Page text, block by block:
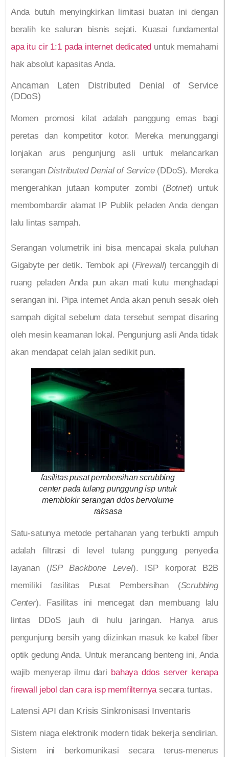
Anda butuh menyingkirkan limitasi buatan ini dengan
beralih ke saluran bisnis sejati. Kuasai fundamental
apa itu cir 1:1 pada internet dedicated untuk memahami
hak absolut kapasitas Anda.
Ancaman Laten Distributed Denial of Service
(DDoS)
Momen promosi kilat adalah panggung emas bagi
peretas dan kompetitor kotor. Mereka menunggangi
lonjakan arus pengunjung asli untuk melancarkan
seranganDistributed Denial of Service(DDoS). Mereka
mengerahkan jutaan komputer zombi (Botnet) untuk
membombardir alamat IP Publik peladen Anda dengan
lalu lintas sampah.
Serangan volumetrik ini bisa mencapai skala puluhan
Gigabyte per detik. Tembok api (Firewall) tercanggih di
ruang peladen Anda pun akan mati kutu menghadapi
serangan ini. Pipa internet Anda akan penuh sesak oleh
sampah digital sebelum data tersebut sempat disaring
oleh mesin keamanan lokal. Pengunjung asli Anda tidak
akan mendapat celah jalan sedikit pun.
fasilitas pusat pembersihan scrubbing
center pada tulang punggung isp untuk
memblokir serangan ddos bervolume
raksasa
Satu-satunya metode pertahanan yang terbukti ampuh
adalah filtrasi di level tulang punggung penyedia
layanan (ISP Backbone Level). ISP korporat B2B
memiliki fasilitas Pusat Pembersihan (Scrubbing
Center). Fasilitas ini mencegat dan membuang lalu
lintas DDoS jauh di hulu jaringan. Hanya arus
pengunjung bersih yang diizinkan masuk ke kabel fiber
optik gedung Anda. Untuk merancang benteng ini, Anda
wajib menyerap ilmu dari bahaya ddos server kenapa
firewall jebol dan cara isp memfilternya secara tuntas.
Latensi API dan Krisis Sinkronisasi Inventaris
Sistem niaga elektronik modern tidak bekerja sendirian.
Sistem ini berkomunikasi secara terus-menerus